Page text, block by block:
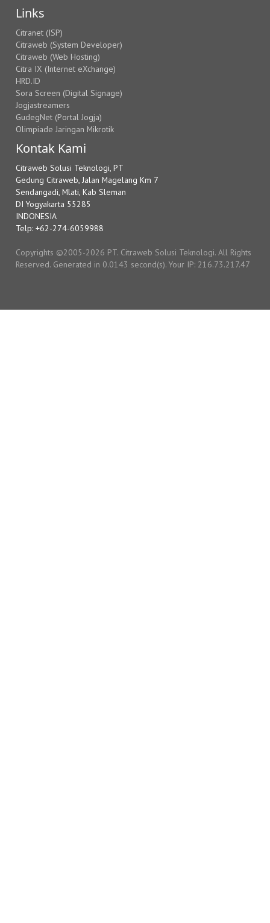
Links
Citranet (ISP)
Citraweb (System Developer)
Citraweb (Web Hosting)
Citra IX (Internet eXchange)
HRD.ID
Sora Screen (Digital Signage)
Jogjastreamers
GudegNet (Portal Jogja)
Olimpiade Jaringan Mikrotik
Kontak Kami
Citraweb Solusi Teknologi, PT
Gedung Citraweb, Jalan Magelang Km 7
Sendangadi, Mlati, Kab Sleman
DI Yogyakarta 55285
INDONESIA
Telp: +62-274-6059988
Copyrights ©2005-2026 PT. Citraweb Solusi Teknologi. All Rights
Reserved. Generated in 0.0143 second(s). Your IP: 216.73.217.47